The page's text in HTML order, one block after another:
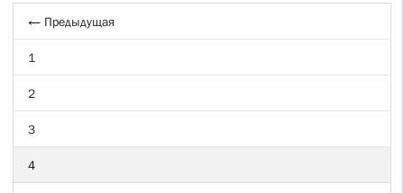
← Предыдущая
1
2
3
4